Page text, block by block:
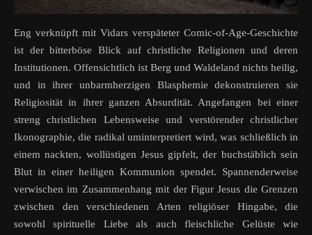
Eng verknüpft mit Vidars verspäteter Comic-of-Age-Geschichte
ist der bitterböse Blick auf christliche Religionen und deren
Institutionen. Offensichtlich ist Berg und Waldeland nichts heilig,
und in ihrer unbarmherzigen Blasphemie dekonstruieren sie
Religiosität in ihrer ganzen Absurdität. Angefangen bei einer
streng christlichen Lebensweise und verstörender christlicher
Ikonographie, die radikal uminterpretiert wird, was schließlich in
einem nackten, wollüstigen Jesus gipfelt, der buchstäblich sein
Blut in einer heiligen Kommunion spendet. Spannenderweise
verwischen im Zusammenhang mit der Figur Jesus die Grenzen
zwischen den verschiedenen Arten religiöser Hingabe, die
sowohl spirituelle Liebe als auch fleischliche Gelüste wie